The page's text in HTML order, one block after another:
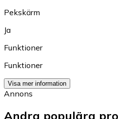
Pekskärm
Ja
Funktioner
Funktioner
Visa mer information
Annons
Andra populära